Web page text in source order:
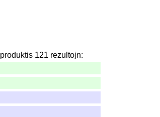
produktis 121 rezultojn: